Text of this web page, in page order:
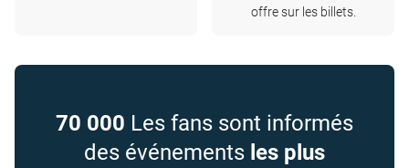
offre sur les billets.
70 000 Les fans sont informés
des événements les plus